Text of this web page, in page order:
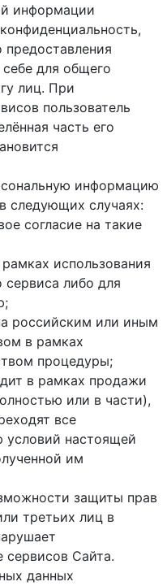
информации
предоставления
для общего
лиц. При
пользователь
часть его
информацию
следующих случаях:
согласие на такие
использования
сервиса либо для
российским или иным
в рамках
процедуры;
в рамках продажи
или в части),
все
условий настоящей
им
защиты прав
третьих лиц в
сервисов Сайта.
данных